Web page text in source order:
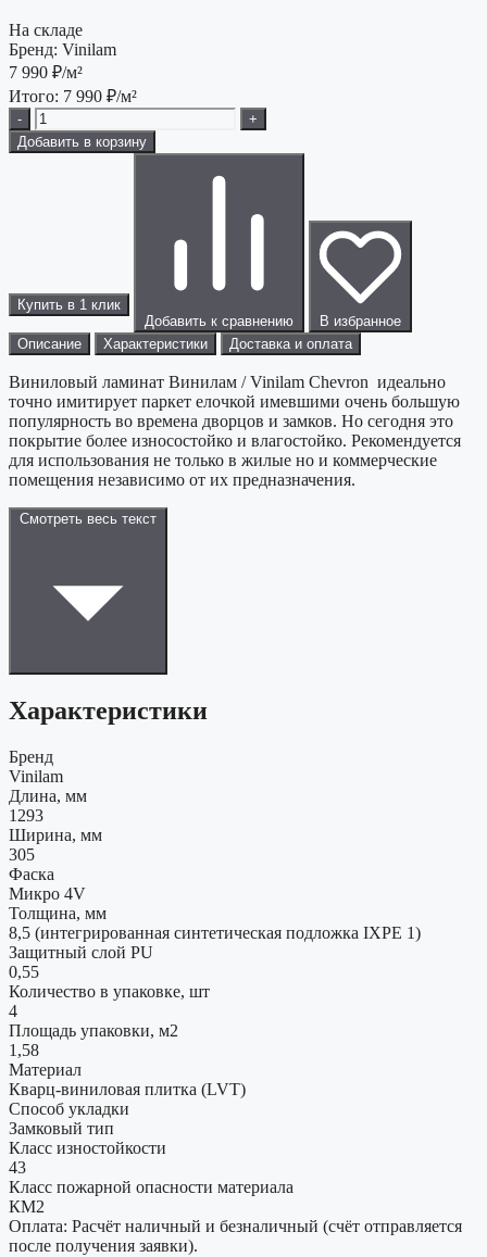
На складе
Бренд: Vinilam
7 990 ₽/м²
Итого: 7 990 ₽/м²
-
+
Добавить в корзину
Купить в 1 клик
Добавить к сравнению
В избранное
Описание
Характеристики Доставка и оплата
Виниловый ламинат Винилам / Vinilam Chevron идеально
точно имитирует паркет елочкой имевшими очень большую
популярность во времена дворцов и замков. Но сегодня это
покрытие более износостойко и влагостойко. Рекомендуется
для использования не только в жилые но и коммерческие
помещения независимо от их предназначения.
Смотреть весь текст
Характеристики
Бренд
Vinilam
Длина, мм
1293
Ширина, мм
305
Фаска
Микро 4V
Толщина, мм
8,5 (интегрированная синтетическая подложка IXPE 1)
Защитный слой PU
0,55
Количество в упаковке, шт
4
Площадь упаковки, м2
1,58
Материал
Кварц-виниловая плитка (LVT)
Способ укладки
Замковый тип
Класс изностойкости
43
Класс пожарной опасности материала
КМ2
Оплата: Расчёт наличный и безналичный (счёт отправляется
после получения заявки).